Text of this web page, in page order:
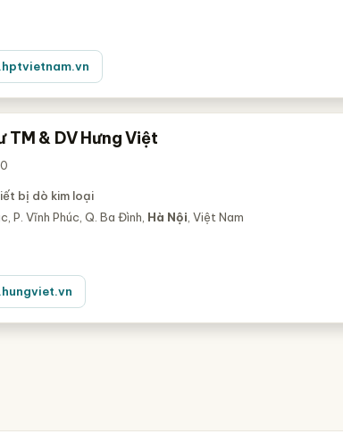
TM & DV Hưng Việt
bị dò kim loại
P. Vĩnh Phúc, Q. Ba Đình, Hà Nội , Việt Nam